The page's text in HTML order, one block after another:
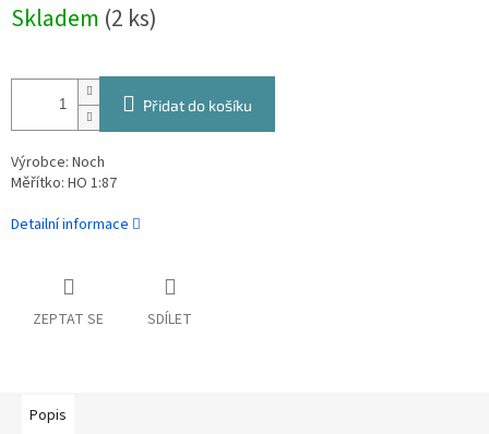
cena:
Skladem (2 ks)
Přidat do košíku
Výrobce: Noch
Měřítko: HO 1:87
Detailní informace
ZEPTAT SE SDÍLET
Popis